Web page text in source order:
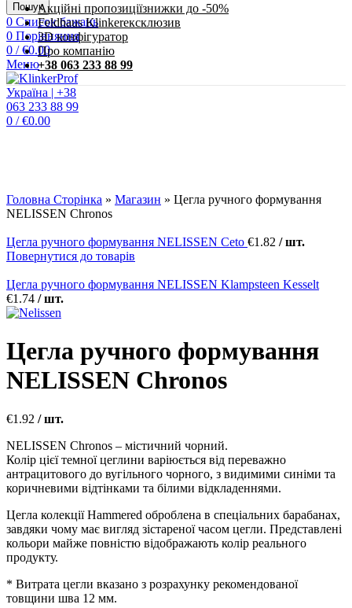
Пошук
0 Список бажань
0 Порівняння
0 / €0.00
Меню
0 / €0.00
Акційні пропозиціїзнижки до -50%
Feldhaus Klinkereксклюзив
3D конфігуратор
Про компанію
+38 063 233 88 99
Головна Сторінка » Магазин » Цегла ручного формування
NELISSEN Chronos
Цегла ручного формування NELISSEN Ceto €1.82 / шт.
Повернутися до товарів
Цегла ручного формування NELISSEN Klampsteen Kesselt
€1.74 / шт.
Цегла ручного формування
NELISSEN Chronos
€1.92 / шт.
NELISSEN Chronos – містичний чорний.
Колір цієї темної цеглини варіюється від переважно
антрацитового до вугільного чорного, з видимими синіми та
коричневими відтінками та білими відкладеннями.
Цегла колекції Hammered оброблена в спеціальних барабанах,
завдяки чому має вигляд зістареної часом цегли. Представлені
кольори майже повністю відображають колір реального
продукту.
* Витрата цегли вказано з розрахунку рекомендованої
товщини шва 12 мм.